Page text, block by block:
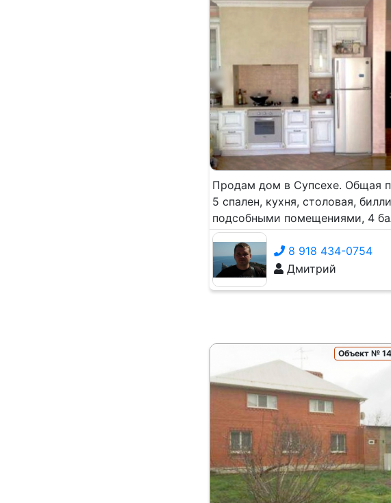
Продам дом в Супсехе. Общая
5 спален, кухня, столовая,
подсобными помещениями, 4
8 918 434-0754
Дмитрий
Объект №